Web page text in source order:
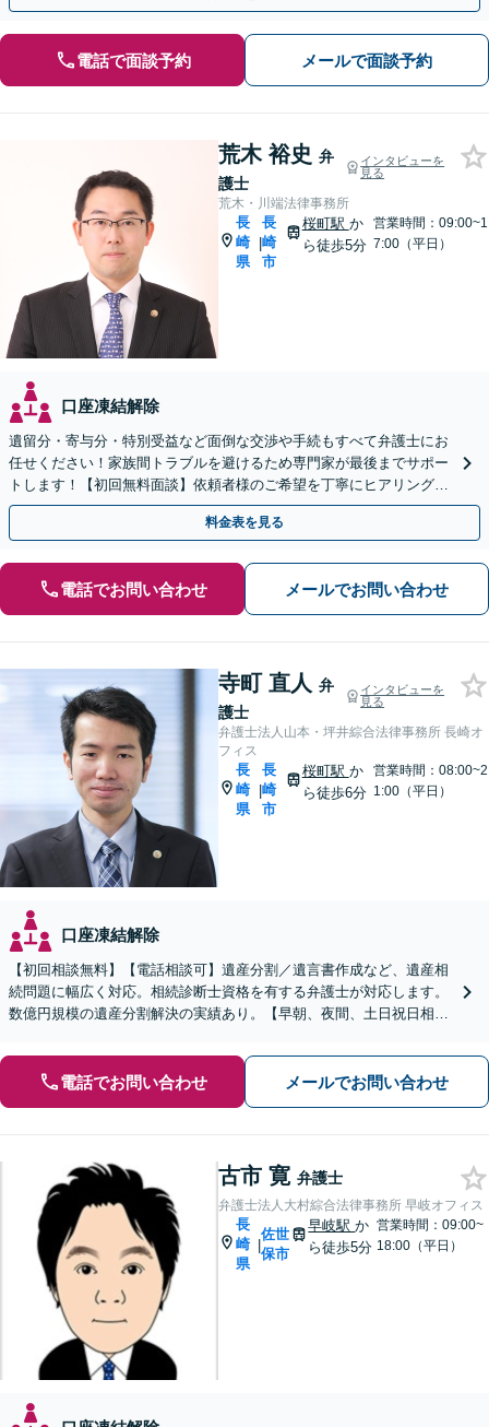
電話で面談予約 メールで面談予約
荒木 裕史 弁
護士
インタビューを
見る
荒木・川端法律事務所
長
崎
県
|
長
崎
市
桜町駅 か
ら徒歩5分
営業時間：09:00~1
7:00（平日）
口座凍結解除
遺留分・寄与分・特別受益など面倒な交渉や手続もすべて弁護士にお
任せください！家族間トラブルを避けるため専門家が最後までサポー
トします！【初回無料面談】依頼者様のご希望を丁寧にヒアリング！
遺言書作成もご相談ください。
料金表を見る
電話でお問い合わせ メールでお問い合わせ
寺町 直人 弁
護士
インタビューを
見る
弁護士法人山本・坪井綜合法律事務所 長崎オ
フィス
長
崎
県
|
長
崎
市
桜町駅 か
ら徒歩6分
営業時間：08:00~2
1:00（平日）
口座凍結解除
【初回相談無料】【電話相談可】遺産分割／遺言書作成など、遺産相
続問題に幅広く対応。相続診断士資格を有する弁護士が対応します。
数億円規模の遺産分割解決の実績あり。【早朝、夜間、土日祝日相談
電話でお問い合わせ メールでお問い合わせ
古市 寛 弁護士
弁護士法人大村綜合法律事務所 早岐オフィス
長
崎
県
|
佐世
保市
早岐駅か
ら徒歩5分
営業時間：09:00~
18:00（平日）